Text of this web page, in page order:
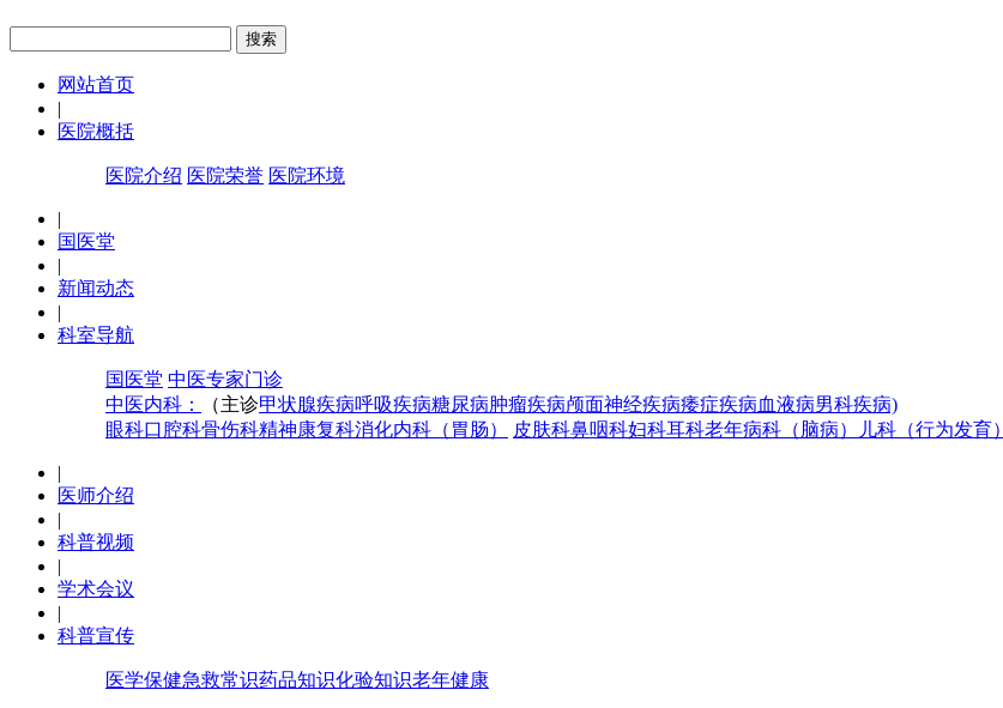
网站首页
|
医院概括
医院介绍 医院荣誉 医院环境
|
国医堂
|
新闻动态
|
科室导航
国医堂 中医专家门诊
中医内科：
（主诊甲状腺疾病呼吸疾病糖尿病肿瘤疾病颅面神经疾病痿症疾病血液病男科疾病)
眼科口腔科骨伤科精神康复科消化内科（胃肠） 皮肤科鼻咽科妇科耳科老年病科（脑病） 儿科（行为发育）
|
医师介绍
|
科普视频
|
学术会议
|
科普宣传
医学保健急救常识药品知识化验知识老年健康